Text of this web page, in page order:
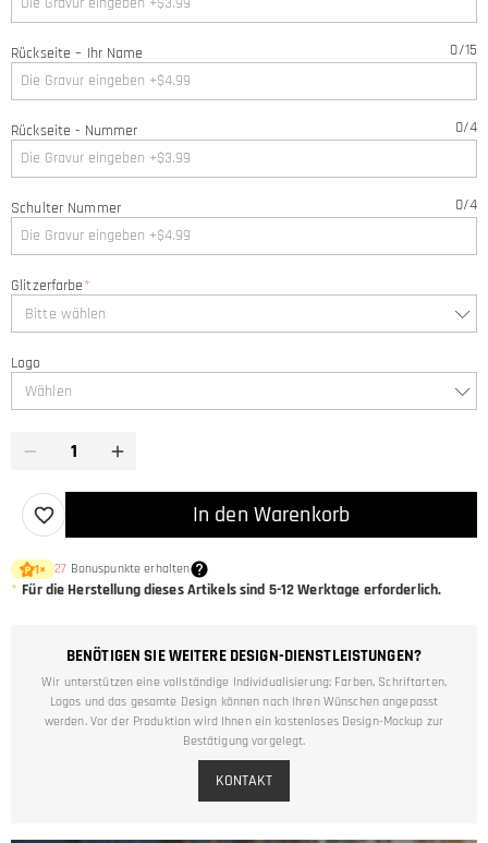
Rückseite – Ihr Name 0/15
Rückseite - Nummer 0/4
Schulter Nummer 0/4
Glitzerfarbe*
Bitte wählen
Logo
Wählen
In den Warenkorb
1× 27 Bonuspunkte erhalten
* Für die Herstellung dieses Artikels sind 5-12Werktage erforderlich.
BENÖTIGEN SIE WEITERE DESIGN-DIENSTLEISTUNGEN?
Wir unterstützen eine vollständige Individualisierung: Farben, Schriftarten,
Logos und das gesamte Design können nach Ihren Wünschen angepasst
werden. Vor der Produktion wird Ihnen ein kostenloses Design-Mockup zur
Bestätigung vorgelegt.
KONTAKT